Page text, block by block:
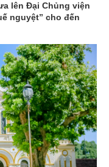
lên Đại Chủng viện
nguyệt” cho đến